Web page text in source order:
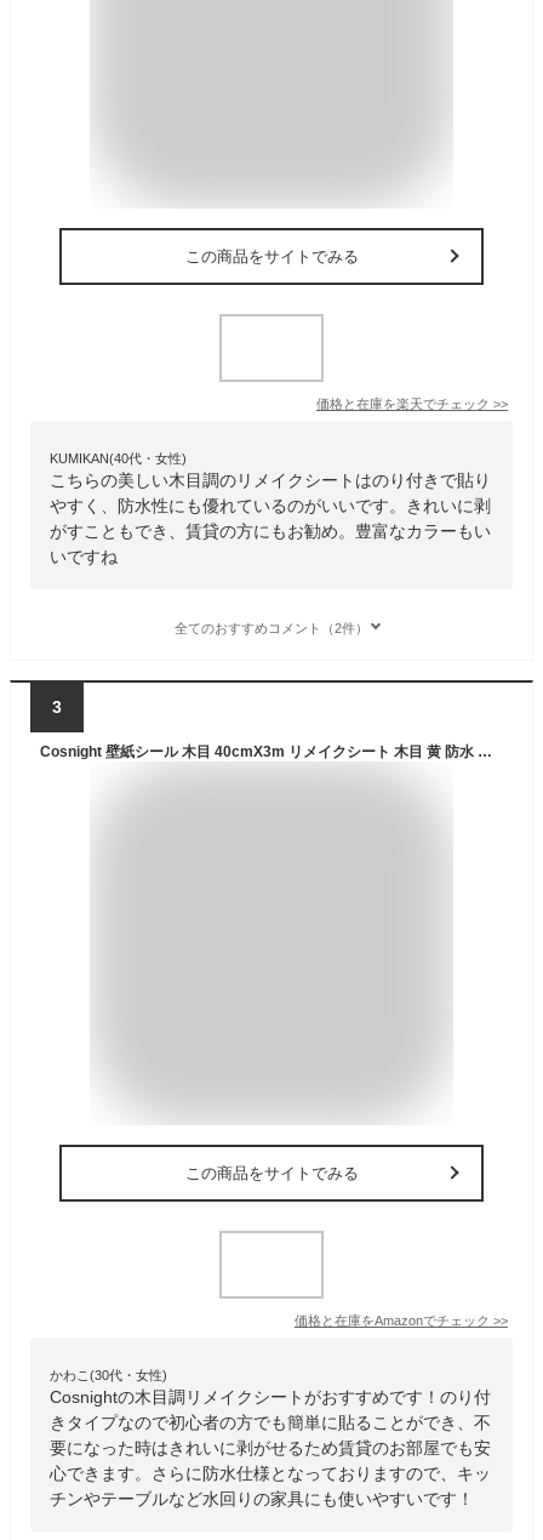
この商品をサイトでみる
価格と在庫を楽天でチェック >>
KUMIKAN(40代・女性)
こちらの美しい木目調のリメイクシートはのり付きで貼り
やすく、防水性にも優れているのがいいです。きれいに剥
がすこともでき、賃貸の方にもお勧め。豊富なカラーもい
いですね
全てのおすすめコメント（2件）
3
Cosnight 壁紙シール 木目 40cmX3m リメイクシート 木目 黄 防水 剥がせる壁紙 イエロー木目調 壁紙 のり付き 装飾キッチンキャビネット、カウンタートップ、テーブル、ドア、壁紙の上から張る壁紙 家具のDIY 賃貸
この商品をサイトでみる
価格と在庫をAmazonでチェック >>
かわこ(30代・女性)
Cosnightの木目調リメイクシートがおすすめです！のり付
きタイプなので初心者の方でも簡単に貼ることができ、不
要になった時はきれいに剥がせるため賃貸のお部屋でも安
心できます。さらに防水仕様となっておりますので、キッ
チンやテーブルなど水回りの家具にも使いやすいです！